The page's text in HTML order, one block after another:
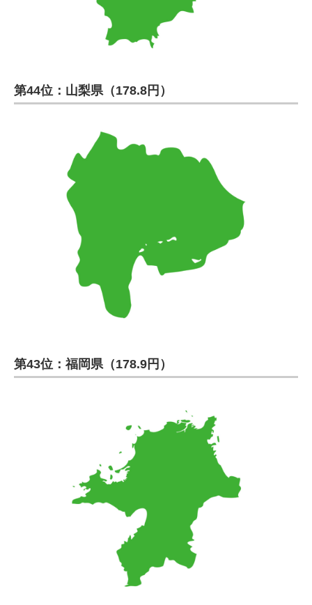
第44位：山梨県（178.8円）
第43位：福岡県（178.9円）